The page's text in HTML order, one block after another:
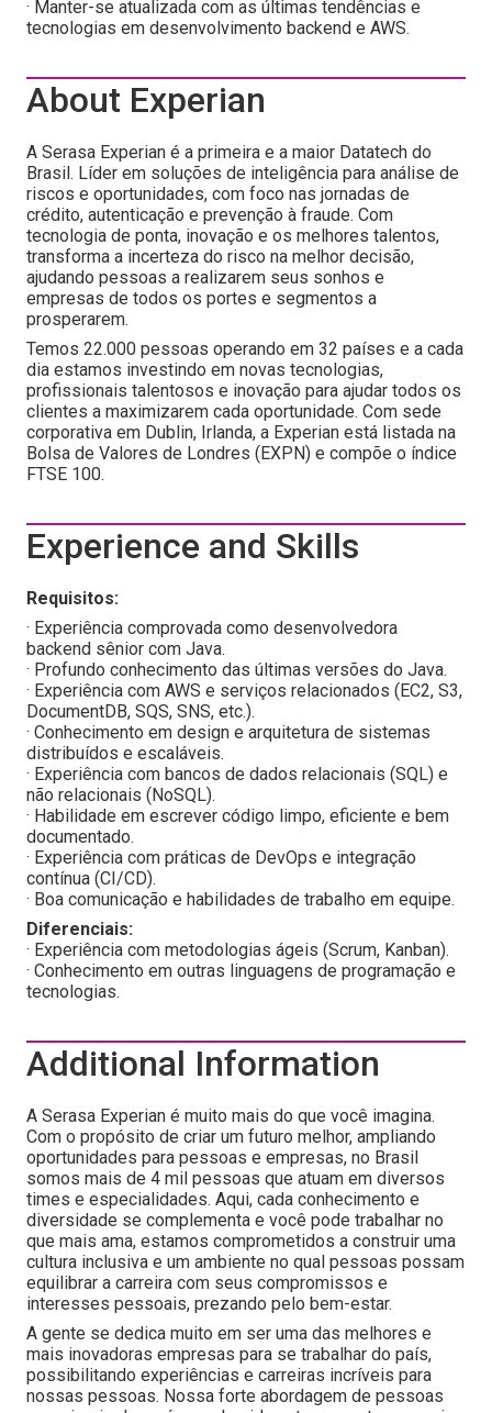
· Manter-se atualizada com as últimas tendências e
tecnologias em desenvolvimento backend e AWS.
About Experian
A Serasa Experian é a primeira e a maior Datatech do
Brasil. Líder em soluções de inteligência para análise de
riscos e oportunidades, com foco nas jornadas de
crédito, autenticação e prevenção à fraude. Com
tecnologia de ponta, inovação e os melhores talentos,
transforma a incerteza do risco na melhor decisão,
ajudando pessoas a realizarem seus sonhos e
empresas de todos os portes e segmentos a
prosperarem.
Temos 22.000 pessoas operando em 32 países e a cada
dia estamos investindo em novas tecnologias,
profissionais talentosos e inovação para ajudar todos os
clientes a maximizarem cada oportunidade. Com sede
corporativa em Dublin, Irlanda, a Experian está listada na
Bolsa de Valores de Londres (EXPN) e compõe o índice
FTSE 100.
Experience and Skills
Requisitos:
· Experiência comprovada como desenvolvedora
backend sênior com Java.
· Profundo conhecimento das últimas versões do Java.
· Experiência com AWS e serviços relacionados (EC2, S3,
DocumentDB, SQS, SNS, etc.).
· Conhecimento em design e arquitetura de sistemas
distribuídos e escaláveis.
· Experiência com bancos de dados relacionais (SQL) e
não relacionais (NoSQL).
· Habilidade em escrever código limpo, eficiente e bem
documentado.
· Experiência com práticas de DevOps e integração
contínua (CI/CD).
· Boa comunicação e habilidades de trabalho em equipe.
Diferenciais:
· Experiência com metodologias ágeis (Scrum, Kanban).
· Conhecimento em outras linguagens de programação e
tecnologias.
Additional Information
A Serasa Experian é muito mais do que você imagina.
Com o propósito de criar um futuro melhor, ampliando
oportunidades para pessoas e empresas, no Brasil
somos mais de 4 mil pessoas que atuam em diversos
times e especialidades. Aqui, cada conhecimento e
diversidade se complementa e você pode trabalhar no
que mais ama, estamos comprometidos a construir uma
cultura inclusiva e um ambiente no qual pessoas possam
equilibrar a carreira com seus compromissos e
interesses pessoais, prezando pelo bem-estar.
A gente se dedica muito em ser uma das melhores e
mais inovadoras empresas para se trabalhar do país,
possibilitando experiências e carreiras incríveis para
nossas pessoas. Nossa forte abordagem de pessoas